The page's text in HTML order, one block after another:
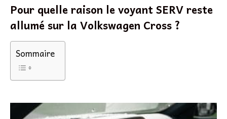
Pour quelle raison le voyant SERV reste
allumé sur la Volkswagen Cross ?
Sommaire